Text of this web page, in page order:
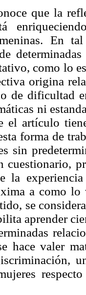
que la
En
como lo
origina
de dificultad
ni
el artículo
forma de
sin
cuestionario,
la
a como
se
aprender
hace valer